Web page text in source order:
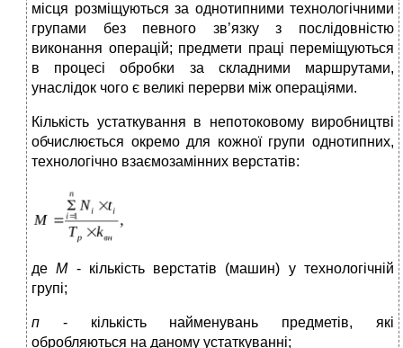
місця розміщуються за однотипними технологічними
групами без певного зв’язку з послідовністю
виконання операцій; предмети праці переміщуються
в процесі обробки за складними маршрутами,
унаслідок чого є великі перерви між операціями.
Кількість устаткування в непотоковому виробництві
обчислюється окремо для кожної групи однотипних,
технологічно взаємозамінних верстатів:
деМ- кількість верстатів (машин) у технологічній
групі;
п - кількість найменувань предметів, які
обробляються на даному устаткуванні;